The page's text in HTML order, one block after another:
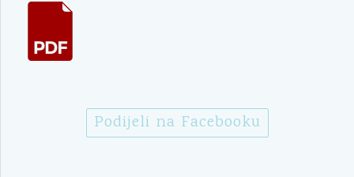
Podijeli na Facebooku